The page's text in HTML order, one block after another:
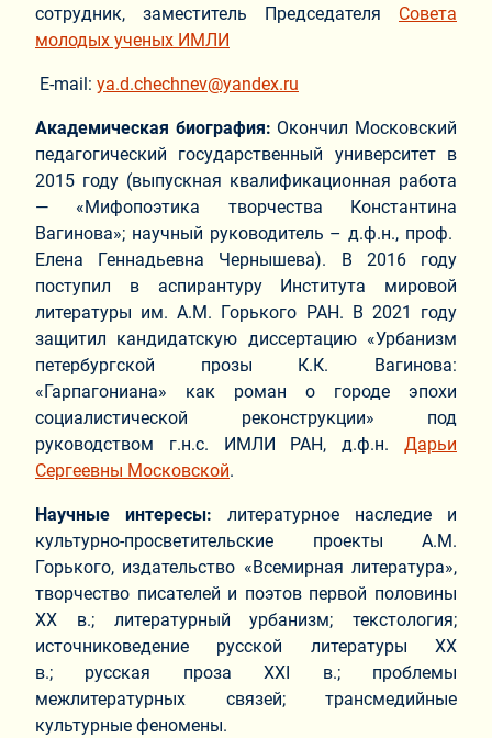
сотрудник, заместитель Председателя Совета
молодых ученых ИМЛИ
E-mail: ya.d.chechnev@yandex.ru
Академическая биография: Окончил Московский
педагогический государственный университет в
2015 году (выпускная квалификационная работа
— «Мифопоэтика творчества Константина
Вагинова»; научный руководитель – д.ф.н., проф.
Елена Геннадьевна Чернышева). В 2016 году
поступил в аспирантуру Института мировой
литературы им. А.М. Горького РАН. В 2021 году
защитил кандидатскую диссертацию «Урбанизм
петербургской прозы К.К. Вагинова:
«Гарпагониана» как роман о городе эпохи
социалистической реконструкции» под
руководством г.н.с. ИМЛИ РАН, д.ф.н. Дарьи
Сергеевны Московской.
Научные интересы: литературное наследие и
культурно-просветительские проекты А.М.
Горького, издательство «Всемирная литература»,
творчество писателей и поэтов первой половины
XX в.; литературный урбанизм; текстология;
источниковедение русской литературы XX
в.; русская проза XXI в.; проблемы
межлитературных связей; трансмедийные
культурные феномены.